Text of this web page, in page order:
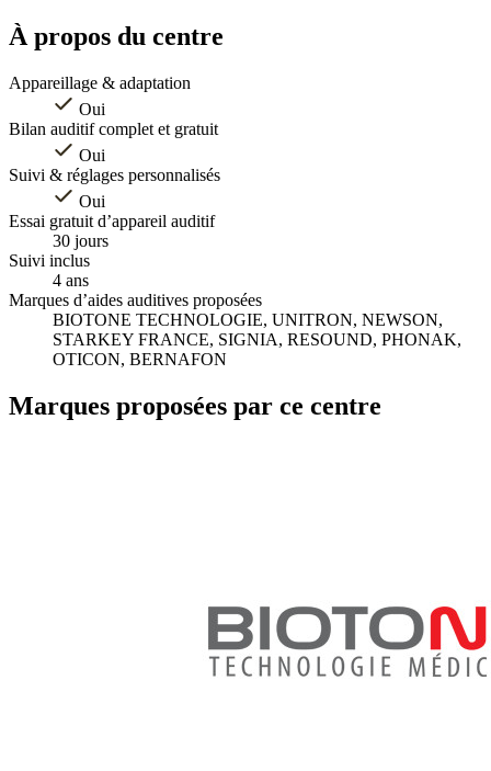
À propos du centre
Appareillage & adaptation
Oui
Bilan auditif complet et gratuit
Oui
Suivi & réglages personnalisés
Oui
Essai gratuit d’appareil auditif
30 jours
Suivi inclus
4 ans
Marques d’aides auditives proposées
BIOTONE TECHNOLOGIE, UNITRON, NEWSON,
STARKEY FRANCE, SIGNIA, RESOUND, PHONAK,
OTICON, BERNAFON
Marques proposées par ce centre